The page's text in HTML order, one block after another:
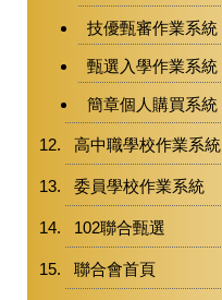
技優甄審作業系統
甄選入學作業系統
簡章個人購買系統
高中職學校作業系統
委員學校作業系統
102聯合甄選
聯合會首頁